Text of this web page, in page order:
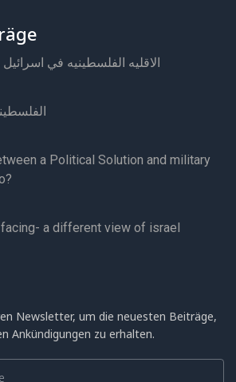
الاقليه الفلسطينيه في
a Political Solution and military
a different view of israel
Newsletter, um die neuesten Beiträge,
Ankündigungen zu erhalten.